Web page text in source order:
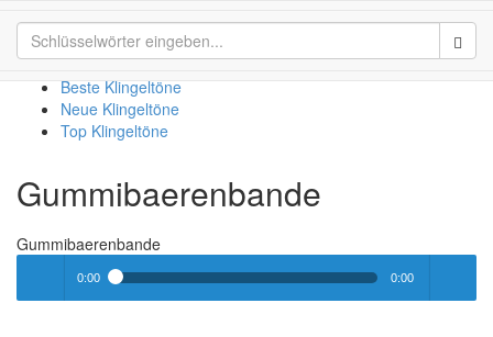
Gummibaerenbande
Beste Klingeltöne
Neue Klingeltöne
Top Klingeltöne
Gummibaerenbande
Gummibaerenbande
0:00 0:00